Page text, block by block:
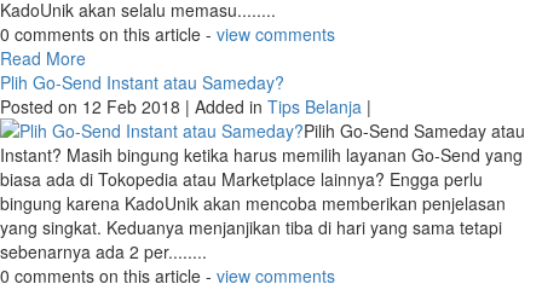
bagaimana kamu punya rasa kuatir kalau barang tiba dalam keadaan
rusak karena packing yang jelek. Di KadoUnik selalu double packing
supaya barang tiba dengan aman. Walaupun sebenarnya barang
tersebut sudah punya packing yang cukup bagus tetapi tetap di
KadoUnik akan selalu memasu........
0 comments on this article -view comments
Read More
Plih Go-Send Instant atau Sameday?
Posted on 12 Feb 2018 | Added inTips Belanja|
Instant? Masih bingung ketika harus memilih layanan Go-Send yang